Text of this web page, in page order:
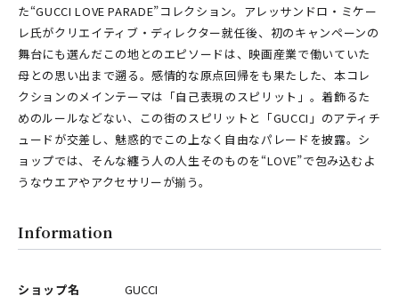
た“GUCCI LOVE PARADE”コレクション。アレッサンドロ・ミケー
レ氏がクリエイティブ・ディレクター就任後、初のキャンペーンの
舞台にも選んだこの地とのエピソードは、映画産業で働いていた
母との思い出まで遡る。感情的な原点回帰をも果たした、本コレ
クションのメインテーマは「自己表現のスピリット」。着飾るた
めのルールなどない、この街のスピリットと「GUCCI」のアティチ
ュードが交差し、魅惑的でこの上なく自由なパレードを披露。シ
ョップでは、そんな纏う人の人生そのものを“LOVE”で包み込むよ
うなウエアやアクセサリーが揃う。
Information
ショップ名
GUCCI